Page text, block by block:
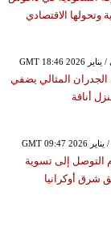
وتحولها الاقتصادي
الجدران المثالي يضفي
أناقة
التوصل إلى تسوية
أوكرانيا